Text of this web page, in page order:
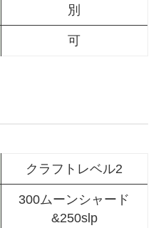
別
可
クラフトレベル2
300ムーンシャード
&250slp